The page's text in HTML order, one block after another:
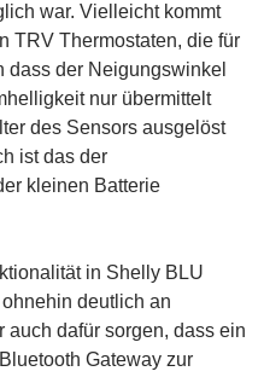
war. Vielleicht kommt
TRV Thermostaten, die für
dass der Neigungswinkel
nur übermittelt
des Sensors ausgelöst
ist das der
kleinen Batterie
in Shelly BLU
deutlich an
auch dafür sorgen, dass ein
Gateway zur